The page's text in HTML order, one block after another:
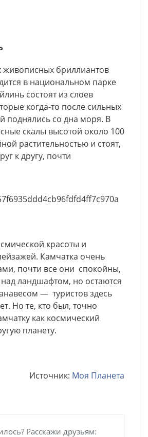
живописных бриллиантов
в национальном парке
состоят из слоев
когда-то после сильных
поднялись со дна моря. В
скалы высотой около 100
растительностью и стоят,
к другу, почти
красоты и
Камчатка очень
почти все они спокойны,
над ландшафтом, но остаются
— туристов здесь
Но те, кто был, точно
как космический
планету.
Источник: Моя Планета
Расскажи друзьям: